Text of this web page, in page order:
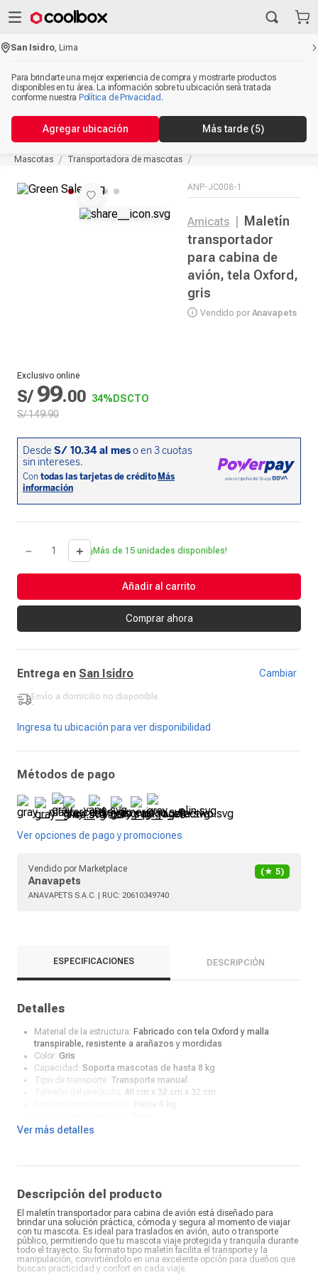
San Isidro ,Lima
Para brindarte una mejor experiencia de compra y mostrarte productos
disponibles en tu área. La información sobre tu ubicación será tratada
conforme nuestra Política de Privacidad .
Agregar ubicación Más tarde (5)
Mascotas Transportadora de mascotas
ANP-JC008-1
Amicats
Maletín
transportador
para cabina de
avión, tela Oxford,
gris
Vendido por Anavapets
Exclusivo online
S/ 99.00 34% DSCTO
S/149.90
＋
－ ¡Más de 15 unidades disponibles!
Añadir al carrito
Comprar ahora
Entrega en San Isidro Cambiar
Envío a domicilio no disponible
-
Ingresa tu ubicación para ver disponibilidad
Métodos de pago
Ver opciones de pago y promociones
Vendido por Marketplace
Anavapets
(★ 5)
ANAVAPETS S.A.C. | RUC: 20610349740
ESPECIFICACIONES DESCRIPCIÓN
Detalles
Material de la estructura: Fabricado con tela Oxford y malla
transpirable, resistente a arañazos y mordidas
Color: Gris
Capacidad: Soporta mascotas de hasta 8 kg
Tipo de transporte: Transporte manual
46 cm x 32 cm x 32 cm
Características:
Ver más detalles
Descripción del producto
El maletín transportador para cabina de avión está diseñado para
brindar una solución práctica, cómoda y segura al momento de viajar
con tu mascota. Es ideal para traslados en avión, auto o transporte
público, permitiendo que tu mascota viaje protegida y tranquila durante
todo el trayecto. Su formato tipo maletín facilita el transporte y la
manipulación, convirtiéndolo en una excelente opción para dueños que
buscan practicidad y confort en cada viaje.